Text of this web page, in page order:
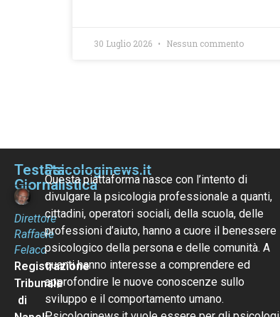
30 Luglio 2026 Nessun commento
Testata
Giornalistica
Direttore
Raffaele
Felaco
Registrazione
Tribunale
di
Psicologinews.it
Questa piattaforma nasce con l’intento di
divulgare la psicologia professionale a quanti,
cittadini, operatori sociali, della scuola, delle
professioni d’aiuto, hanno a cuore il benessere
psicologico della persona e delle comunità. A
quanti hanno interesse a comprendere ed
approfondire le nuove conoscenze sullo
sviluppo e il comportamento umano.